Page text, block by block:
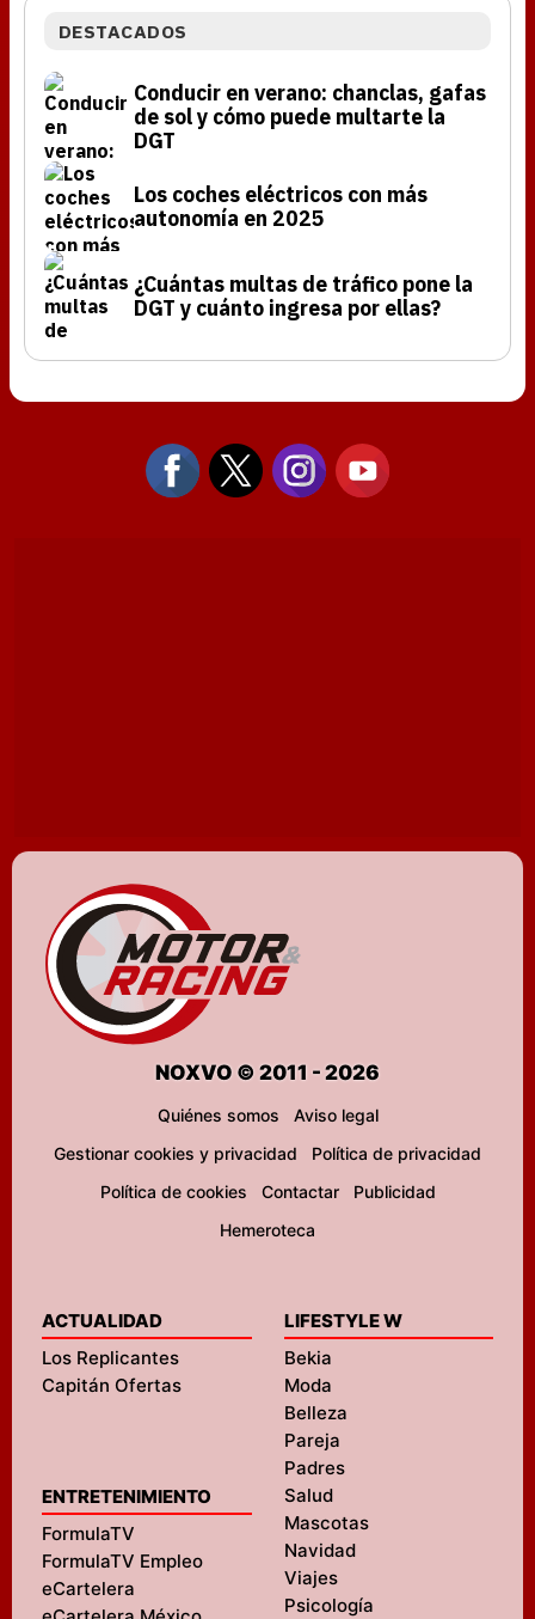
DESTACADOS
Conducir en verano: chanclas, gafas
de sol y cómo puede multarte la
DGT
Los coches eléctricos con más
autonomía en 2025
¿Cuántas multas de tráfico pone la
DGT y cuánto ingresa por ellas?
NOXVO © 2011 - 2026
Quiénes somos
Aviso legal
Gestionar cookies y privacidad
Política de privacidad
Política de cookies
Contactar
Publicidad
Hemeroteca
ACTUALIDAD
Los Replicantes
Capitán Ofertas
ENTRETENIMIENTO
FormulaTV
FormulaTV Empleo
eCartelera
LIFESTYLE W
Bekia
Moda
Belleza
Pareja
Padres
Salud
Mascotas
Navidad
Viajes
Psicología